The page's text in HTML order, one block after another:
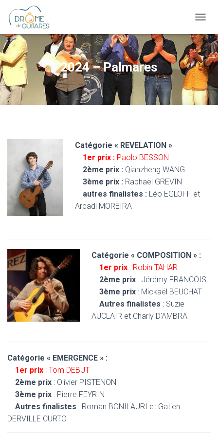
2024 – Palmares
Catégorie « REVELATION »
1er prix : Paolo BESSON
2ème prix : Qianzheng WANG
3ème prix : Raphaël GREVIN
autres finalistes : Léo EGLOFF et
Arcadi MOREIRA
Catégorie « COMPOSITION » :
1er prix : Robin TAHAR
2ème prix : Jérémy FRANCOIS
3ème prix : Mickaël BEUCHAT
Autres finalistes : Suzie
AUCLAIR et Charly D’AMBRA
Catégorie « EMERGENCE » :
1er prix : Tom DEBUT
2ème prix : Olivier PISTENON
3ème prix : Pierre FEYRIN
Autres finalistes : Roman BONILAURI et Gatien
DERVILLE CURTO